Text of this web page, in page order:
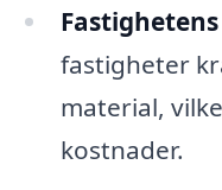
fastigheter
material,
kostnader.